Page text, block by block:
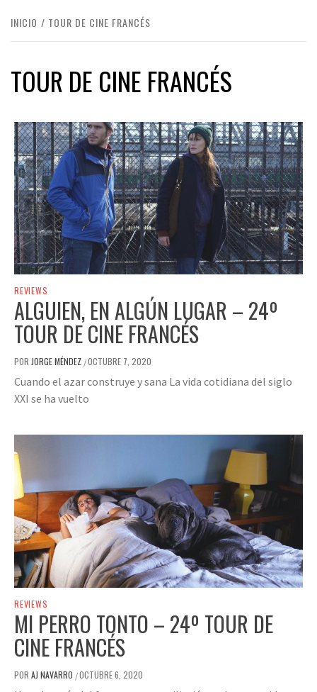
INICIO TOUR DE CINE FRANCÉS
TOUR DE CINE FRANCÉS
REVIEWS
ALGUIEN, EN ALGÚN LUGAR – 24º
TOUR DE CINE FRANCÉS
POR JORGE MÉNDEZ /OCTUBRE 7, 2020
Cuando el azar construye y sana La vida cotidiana del siglo
XXI se ha vuelto
REVIEWS
MI PERRO TONTO – 24º TOUR DE
CINE FRANCÉS
POR AJ NAVARRO /OCTUBRE 6, 2020